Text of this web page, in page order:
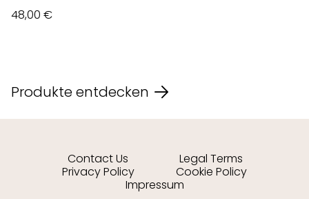
48,00 €
Produkte entdecken
Contact Us
Legal Terms
Privacy Policy
Cookie Policy
Impressum